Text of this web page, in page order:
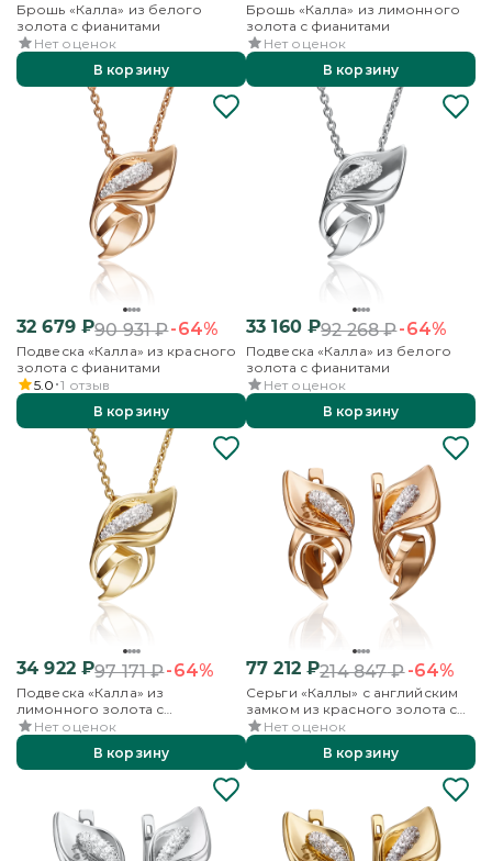
Брошь «Калла» из белого
золота с фианитами
Нет оценок
В корзину
Брошь «Калла» из лимонного
золота с фианитами
Нет оценок
В корзину
32 679₽90 931₽-64%
Подвеска «Калла» из красного
золота с фианитами
5.0 1 отзыв
В корзину
33 160₽92 268₽-64%
Подвеска «Калла» из белого
золота с фианитами
Нет оценок
В корзину
34 922₽97 171₽-64%
Подвеска «Калла» из
лимонного золота с
фианитами
Нет оценок
В корзину
77 212₽214 847₽-64%
Серьги «Каллы» с английским
замком из красного золота с
фианитами
Нет оценок
В корзину